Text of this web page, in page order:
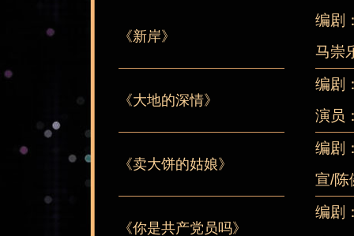
《新岸》
编剧
马崇
《大地的深情》
编剧
演员
《卖大饼的姑娘》
编剧
宣/陈
《你是共产党员吗》
编剧